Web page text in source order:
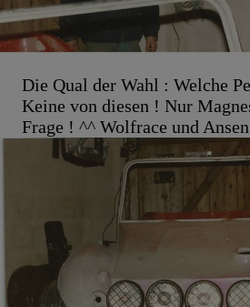
Die Qual der Wahl : Welche
Keine von diesen ! Nur
Frage ! ^^ Wolfrace und